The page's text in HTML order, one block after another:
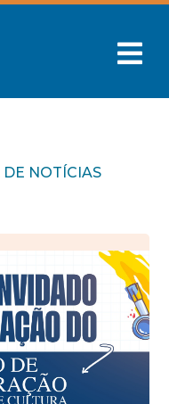
NOTÍCIAS